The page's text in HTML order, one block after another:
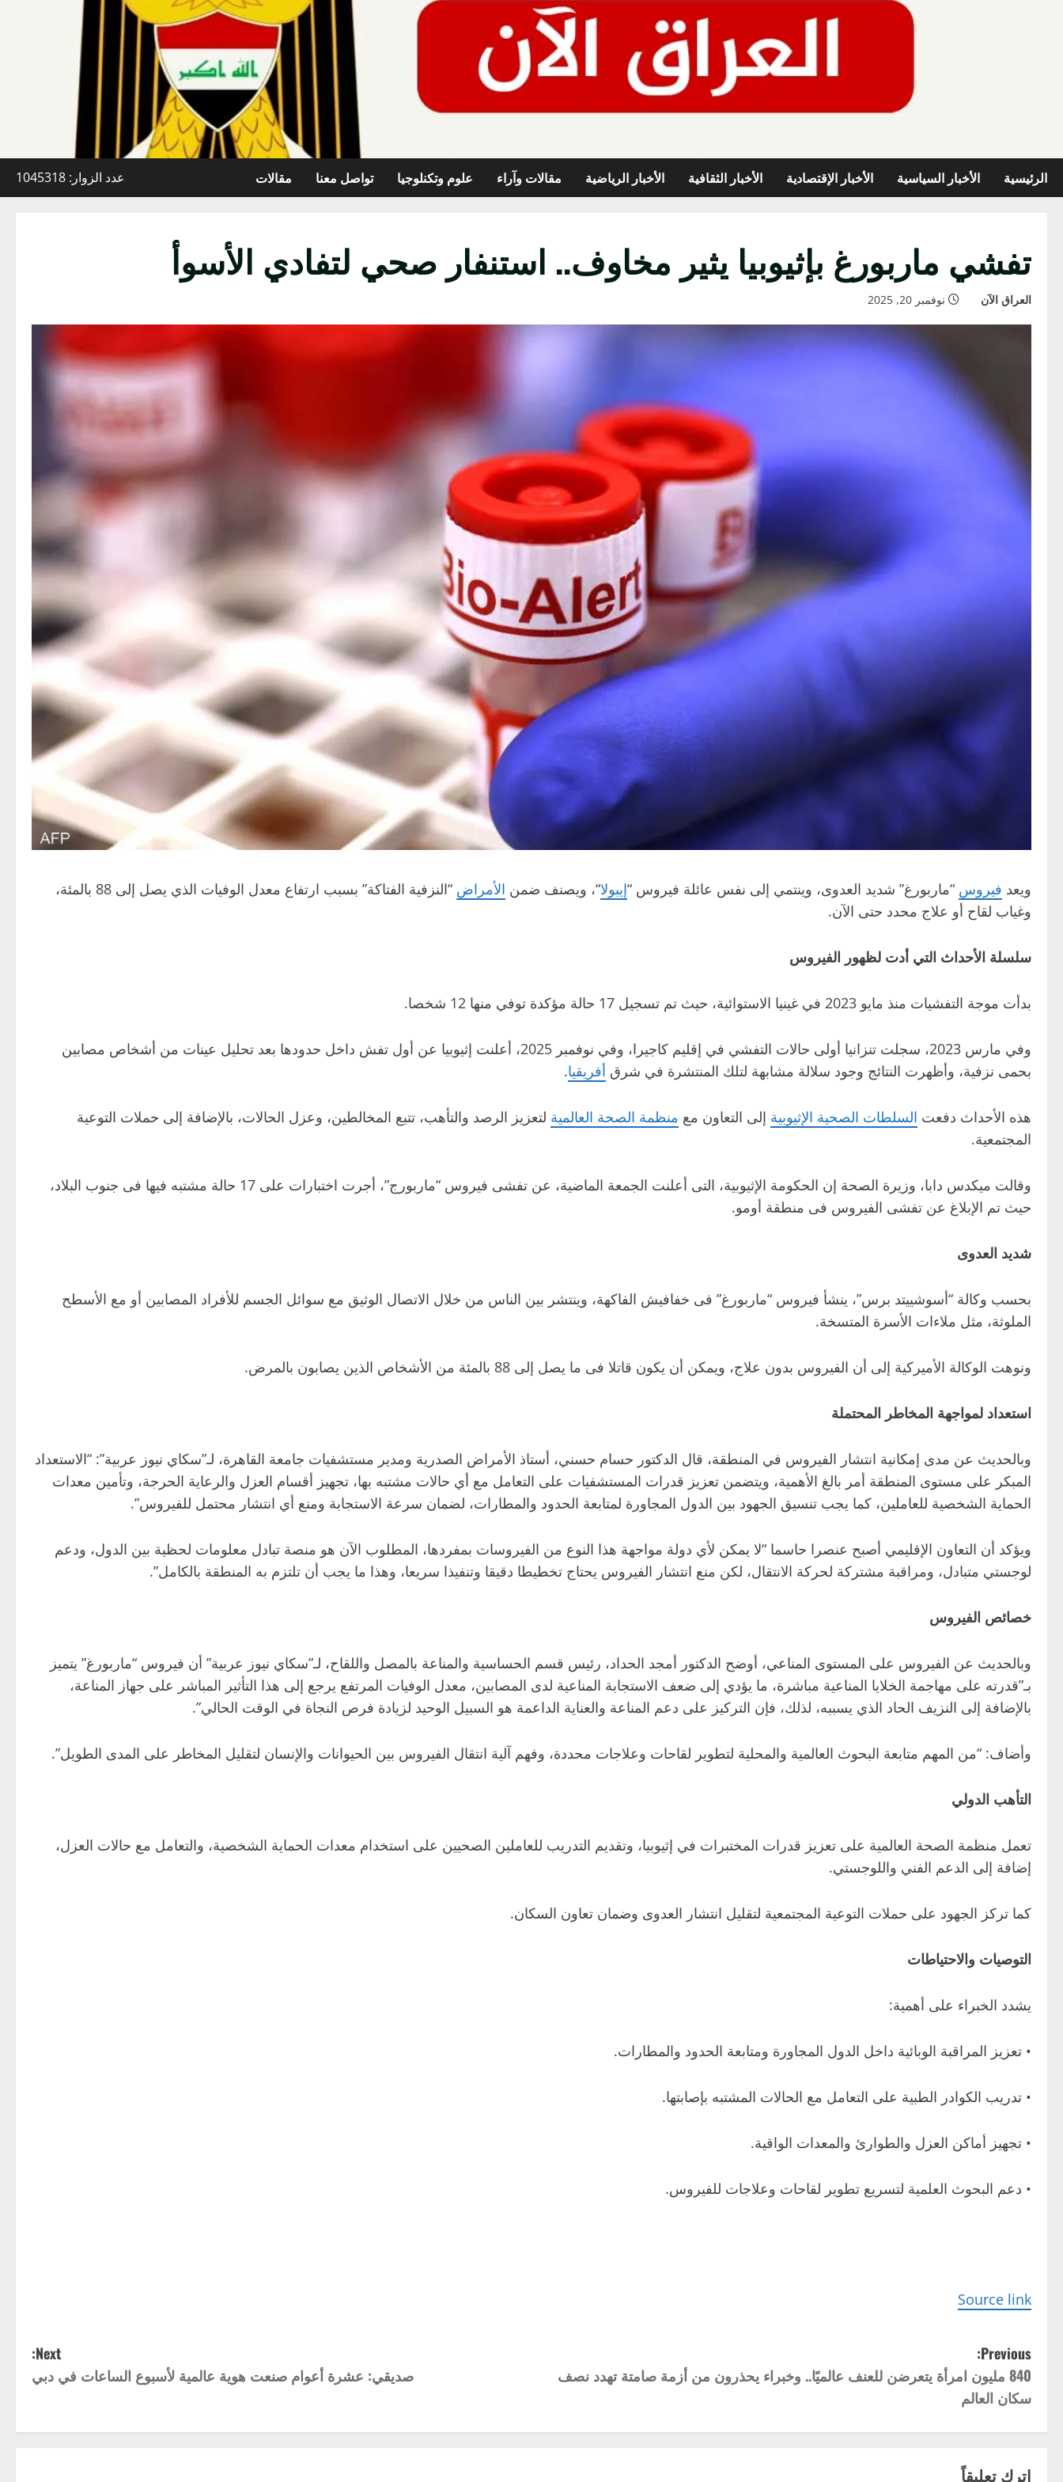
الرئيسية الأخبار السياسية الأخبار الإقتصادية الأخبار الثقافية الأخبار الرياضية مقالات وآراء علوم وتكنلوجيا تواصل معنا مقالات عدد الزوار: 1045318
تفشي ماربورغ بإثيوبيا يثير مخاوف.. استنفار صحي لتفادي الأسوأ
العراق الآن نوفمبر 20, 2025
ويعد فيروس “ماربورغ” شديد العدوى، وينتمي إلى نفس عائلة فيروس “إيبولا“، ويصنف ضمن الأمراض
“النزفية الفتاكة” بسبب ارتفاع معدل الوفيات الذي يصل إلى 88 بالمئة،
وغياب لقاح أو علاج محدد حتى الآن.
سلسلة الأحداث التي أدت لظهور الفيروس
بدأت موجة التفشيات منذ مايو 2023 في غينيا الاستوائية، حيث تم تسجيل 17 حالة مؤكدة توفي منها 12 شخصا.
وفي مارس 2023، سجلت تنزانيا أولى حالات التفشي في إقليم كاجيرا، وفي نوفمبر 2025، أعلنت إثيوبيا عن أول تفش داخل حدودها بعد تحليل عينات من أشخاص مصابين
بحمى نزفية، وأظهرت النتائج وجود سلالة مشابهة لتلك المنتشرة في شرق أفريقيا.
هذه الأحداث دفعت السلطات الصحية الإثيوبية إلى التعاون مع منظمة الصحة العالمية لتعزيز الرصد والتأهب، تتبع المخالطين، وعزل الحالات، بالإضافة إلى حملات التوعية
المجتمعية.
وقالت ميكدس دابا، وزيرة الصحة إن الحكومة الإثيوبية، التى أعلنت الجمعة الماضية، عن تفشى فيروس “ماربورج”، أجرت اختبارات على 17 حالة مشتبه فيها فى جنوب البلاد،
حيث تم الإبلاغ عن تفشى الفيروس فى منطقة أومو.
شديد العدوى
بحسب وكالة “أسوشييتد برس”، ينشأ فيروس “ماربورغ” فى خفافيش الفاكهة، وينتشر بين الناس من خلال الاتصال الوثيق مع سوائل الجسم للأفراد المصابين أو مع الأسطح
الملوثة، مثل ملاءات الأسرة المتسخة.
ونوهت الوكالة الأميركية إلى أن الفيروس بدون علاج، ويمكن أن يكون قاتلا فى ما يصل إلى 88 بالمئة من الأشخاص الذين يصابون بالمرض.
استعداد لمواجهة المخاطر المحتملة
وبالحديث عن مدى إمكانية انتشار الفيروس في المنطقة، قال الدكتور حسام حسني، أستاذ الأمراض الصدرية ومدير مستشفيات جامعة القاهرة، لـ”سكاي نيوز عربية”: “الاستعداد
المبكر على مستوى المنطقة أمر بالغ الأهمية، ويتضمن تعزيز قدرات المستشفيات على التعامل مع أي حالات مشتبه بها، تجهيز أقسام العزل والرعاية الحرجة، وتأمين معدات
الحماية الشخصية للعاملين، كما يجب تنسيق الجهود بين الدول المجاورة لمتابعة الحدود والمطارات، لضمان سرعة الاستجابة ومنع أي انتشار محتمل للفيروس”.
ويؤكد أن التعاون الإقليمي أصبح عنصرا حاسما “لا يمكن لأي دولة مواجهة هذا النوع من الفيروسات بمفردها، المطلوب الآن هو منصة تبادل معلومات لحظية بين الدول، ودعم
لوجستي متبادل، ومراقبة مشتركة لحركة الانتقال، لكن منع انتشار الفيروس يحتاج تخطيطا دقيقا وتنفيذا سريعا، وهذا ما يجب أن تلتزم به المنطقة بالكامل”.
خصائص الفيروس
وبالحديث عن الفيروس على المستوى المناعي، أوضح الدكتور أمجد الحداد، رئيس قسم الحساسية والمناعة بالمصل واللقاح، لـ”سكاي نيوز عربية” أن فيروس “ماربورغ” يتميز
بـ”قدرته على مهاجمة الخلايا المناعية مباشرة، ما يؤدي إلى ضعف الاستجابة المناعية لدى المصابين، معدل الوفيات المرتفع يرجع إلى هذا التأثير المباشر على جهاز المناعة،
بالإضافة إلى النزيف الحاد الذي يسببه، لذلك، فإن التركيز على دعم المناعة والعناية الداعمة هو السبيل الوحيد لزيادة فرص النجاة في الوقت الحالي”.
وأضاف: “من المهم متابعة البحوث العالمية والمحلية لتطوير لقاحات وعلاجات محددة، وفهم آلية انتقال الفيروس بين الحيوانات والإنسان لتقليل المخاطر على المدى الطويل”.
التأهب الدولي
تعمل منظمة الصحة العالمية على تعزيز قدرات المختبرات في إثيوبيا، وتقديم التدريب للعاملين الصحيين على استخدام معدات الحماية الشخصية، والتعامل مع حالات العزل،
إضافة إلى الدعم الفني واللوجستي.
كما تركز الجهود على حملات التوعية المجتمعية لتقليل انتشار العدوى وضمان تعاون السكان.
التوصيات والاحتياطات
يشدد الخبراء على أهمية:
• تعزيز المراقبة الوبائية داخل الدول المجاورة ومتابعة الحدود والمطارات.
• تدريب الكوادر الطبية على التعامل مع الحالات المشتبه بإصابتها.
• تجهيز أماكن العزل والطوارئ والمعدات الواقية.
• دعم البحوث العلمية لتسريع تطوير لقاحات وعلاجات للفيروس.
Source link
P
o
s
Previous:
840 مليون امرأة يتعرضن للعنف عالميًا.. وخبراء يحذرون من أزمة صامتة تهدد نصف
سكان العالم
Next:
صديقي: عشرة أعوام صنعت هوية عالمية لأسبوع الساعات في دبي
اترك تعليقاً